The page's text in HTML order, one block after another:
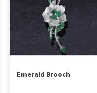
Emerald Brooch